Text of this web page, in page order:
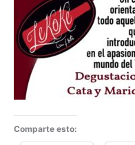
Comparte esto: